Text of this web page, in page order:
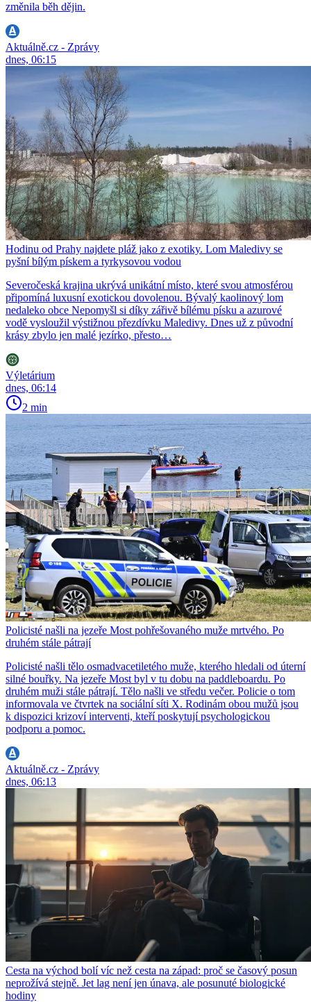
změnila běh dějin.
Aktuálně.cz - Zprávy
dnes, 06:15
Hodinu od Prahy najdete pláž jako z exotiky. Lom Maledivy se
pyšní bílým pískem a tyrkysovou vodou
Severočeská krajina ukrývá unikátní místo, které svou atmosférou
připomíná luxusní exotickou dovolenou. Bývalý kaolinový lom
nedaleko obce Nepomyšl si díky zářivě bílému písku a azurové
vodě vysloužil výstižnou přezdívku Maledivy. Dnes už z původní
krásy zbylo jen malé jezírko, přesto…
Výletárium
dnes, 06:14
2 min
Policisté našli na jezeře Most pohřešovaného muže mrtvého. Po
druhém stále pátrají
Policisté našli tělo osmadvacetiletého muže, kterého hledali od úterní
silné bouřky. Na jezeře Most byl v tu dobu na paddleboardu. Po
druhém muži stále pátrají. Tělo našli ve středu večer. Policie o tom
informovala ve čtvrtek na sociální síti X. Rodinám obou mužů jsou
k dispozici krizoví interventi, kteří poskytují psychologickou
podporu a pomoc.
Aktuálně.cz - Zprávy
dnes, 06:13
Cesta na východ bolí víc než cesta na západ: proč se časový posun
neprožívá stejně. Jet lag není jen únava, ale posunuté biologické
hodiny